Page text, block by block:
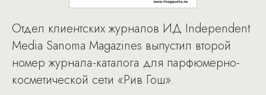
Отдел клиентских журналов ИД Independent
Media Sanoma Magazines выпустил второй
номер журнала-каталога для парфюмерно-
косметической сети «Рив Гош».